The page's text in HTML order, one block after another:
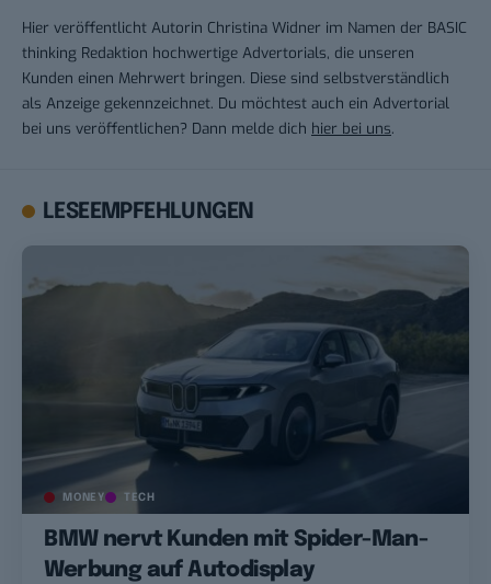
Hier veröffentlicht Autorin Christina Widner im Namen der BASIC
thinking Redaktion hochwertige Advertorials, die unseren
Kunden einen Mehrwert bringen. Diese sind selbstverständlich
als Anzeige gekennzeichnet. Du möchtest auch ein Advertorial
bei uns veröffentlichen? Dann melde dich hier bei uns.
LESEEMPFEHLUNGEN
MONEY TECH
BMW nervt Kunden mit Spider-Man-
Werbung auf Autodisplay